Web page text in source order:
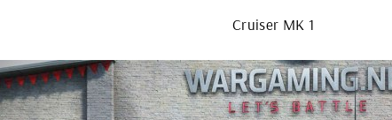
Cruiser MK 1